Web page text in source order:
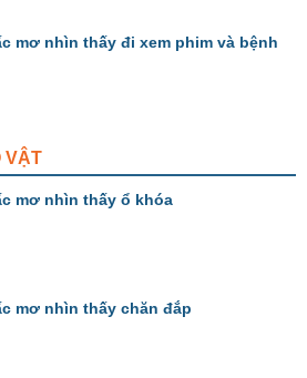
mơ nhìn thấy đi xem phim và bệnh
VẬT
mơ nhìn thấy ổ khóa
mơ nhìn thấy chăn đắp